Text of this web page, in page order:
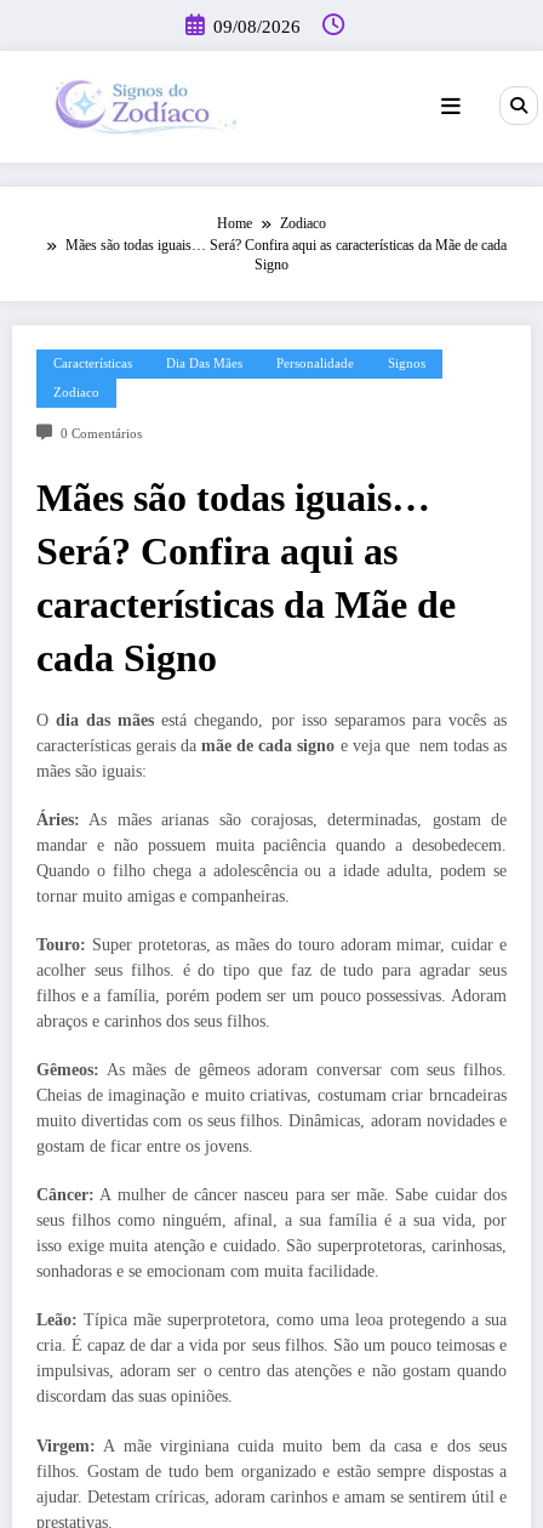
o
09/08/2026
Home
Zodiaco
Mães são todas iguais… Será? Confira aqui as características da Mãe de cada
Signo
Características Dia Das Mães Personalidade Signos
Zodiaco
0 Comentários
Mães são todas iguais…
Será? Confira aqui as
características da Mãe de
cada Signo
Odia das mães está chegando, por isso separamos para vocês as
características gerais damãe de cada signo e veja que nem todas as
mães são iguais:
Áries: As mães arianas são corajosas, determinadas, gostam de
mandar e não possuem muita paciência quando a desobedecem.
Quando o filho chega a adolescência ou a idade adulta, podem se
tornar muito amigas e companheiras.
Touro: Super protetoras, as mães do touro adoram mimar, cuidar e
acolher seus filhos. é do tipo que faz de tudo para agradar seus
filhos e a família, porém podem ser um pouco possessivas. Adoram
abraços e carinhos dos seus filhos.
Gêmeos: As mães de gêmeos adoram conversar com seus filhos.
Cheias de imaginação e muito criativas, costumam criar brncadeiras
muito divertidas com os seus filhos. Dinâmicas, adoram novidades e
gostam de ficar entre os jovens.
Câncer: A mulher de câncer nasceu para ser mãe. Sabe cuidar dos
seus filhos como ninguém, afinal, a sua família é a sua vida, por
isso exige muita atenção e cuidado. São superprotetoras, carinhosas,
sonhadoras e se emocionam com muita facilidade.
Leão: Típica mãe superprotetora, como uma leoa protegendo a sua
cria. É capaz de dar a vida por seus filhos. São um pouco teimosas e
impulsivas, adoram ser o centro das atenções e não gostam quando
discordam das suas opiniões.
Virgem: A mãe virginiana cuida muito bem da casa e dos seus
filhos. Gostam de tudo bem organizado e estão sempre dispostas a
ajudar. Detestam críricas, adoram carinhos e amam se sentirem útil e
prestativas.